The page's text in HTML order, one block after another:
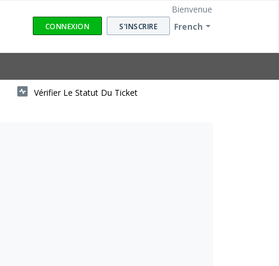
French
Bienvenue
CONNEXION S'INSCRIRE
Vérifier Le Statut Du Ticket